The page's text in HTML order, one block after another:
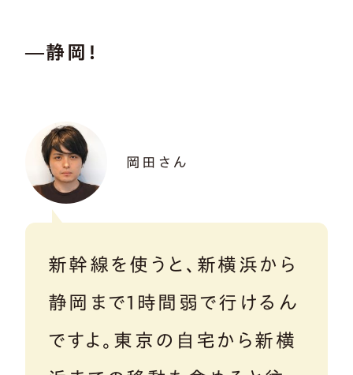
―静岡！
岡田さん
新幹線を使うと、新横浜から
静岡まで1時間弱で行けるん
ですよ。東京の自宅から新横